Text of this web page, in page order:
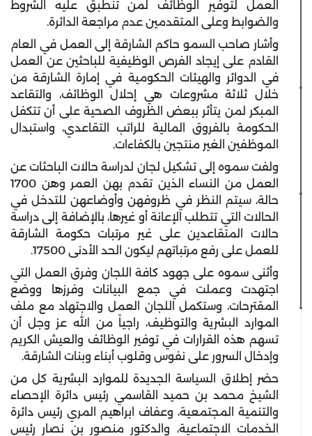
العمل لتوفير الوظائف لمن تنطبق عليه الشروط
والضوابط وعلى المتقدمين عدم مراجعة الدائرة.
وأشار صاحب السمو حاكم الشارقة إلى العمل في العام
القادم على إيجاد الفرص الوظيفية للباحثين عن العمل
في الدوائر والهيئات الحكومية في إمارة الشارقة من
خلال ثلاثة مشروعات هي إحلال الوظائف، والتقاعد
المبكر لمن يتأثر ببعض الظروف الصحية على أن تتكفل
الحكومة بالفروق المالية للراتب التقاعدي، واستبدال
الموظفين الغير منتجين بالكفاءات.
ولفت سموه إلى تشكيل لجان لدراسة حالات الباحثات عن
العمل من النساء الذين تقدم بهن العمر وهن 1700
حالة، سيتم النظر في ظروفهن وأوضاعهن للتدخل في
الحالات التي تتطلب الإعانة أو غيرها، بالإضافة إلى دراسة
حالات المتقاعدين على غير مرتبات حكومة الشارقة
للعمل على رفع مرتباتهم ليكون الحد الأدنى 17500.
وأثنى سموه على جهود كافة اللجان وفرق العمل التي
اجتهدت وعملت في جمع البيانات وفرزها ووضع
المقترحات، وستكمل اللجان العمل والاجتهاد مع ملف
الموارد البشرية والتوظيف، راجياً من الله عز وجل أن
تسهم هذه القرارات في توفير الوظائف والعيش الكريم
وإدخال السرور على نفوس وقلوب أبناء وبنات الشارقة.
حضر إطلاق السياسة الجديدة للموارد البشرية كل من
الشيخ محمد بن حميد القاسمي رئيس دائرة الإحصاء
والتنمية المجتمعية، وعفاف ابراهيم المري رئيس دائرة
الخدمات الاجتماعية، والدكتور منصور بن نصار رئيس